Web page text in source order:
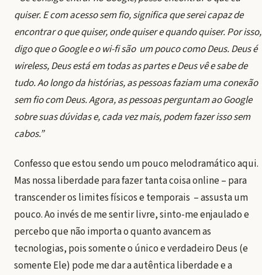
quiser. E com acesso sem fio, significa que serei capaz de
encontrar o que quiser, onde quiser e quando quiser. Por isso,
digo que o Google e o wi-fi são um pouco como Deus. Deus é
wireless, Deus está em todas as partes e Deus vê e sabe de
tudo. Ao longo da histórias, as pessoas faziam uma conexão
sem fio com Deus. Agora, as pessoas perguntam ao Google
sobre suas dúvidas e, cada vez mais, podem fazer isso sem
cabos.”
Confesso que estou sendo um pouco melodramático aqui.
Mas nossa liberdade para fazer tanta coisa online – para
transcender os limites físicos e temporais – assusta um
pouco. Ao invés de me sentir livre, sinto-me enjaulado e
percebo que não importa o quanto avancem as
tecnologias, pois somente o único e verdadeiro Deus (e
somente Ele) pode me dar a autêntica liberdade e a